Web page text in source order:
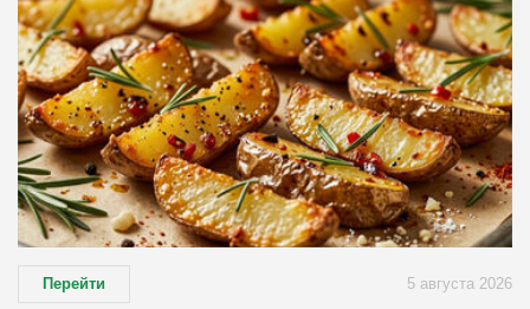
Перейти 5 августа 2026